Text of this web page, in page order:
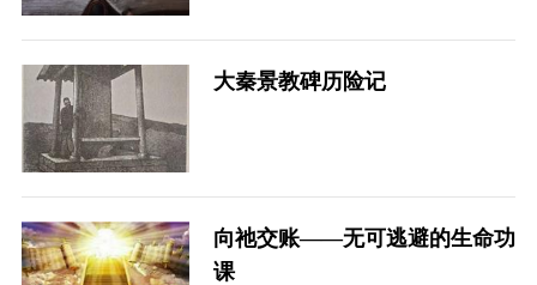
大秦景教碑历险记
向祂交账——无可逃避的生命功
课